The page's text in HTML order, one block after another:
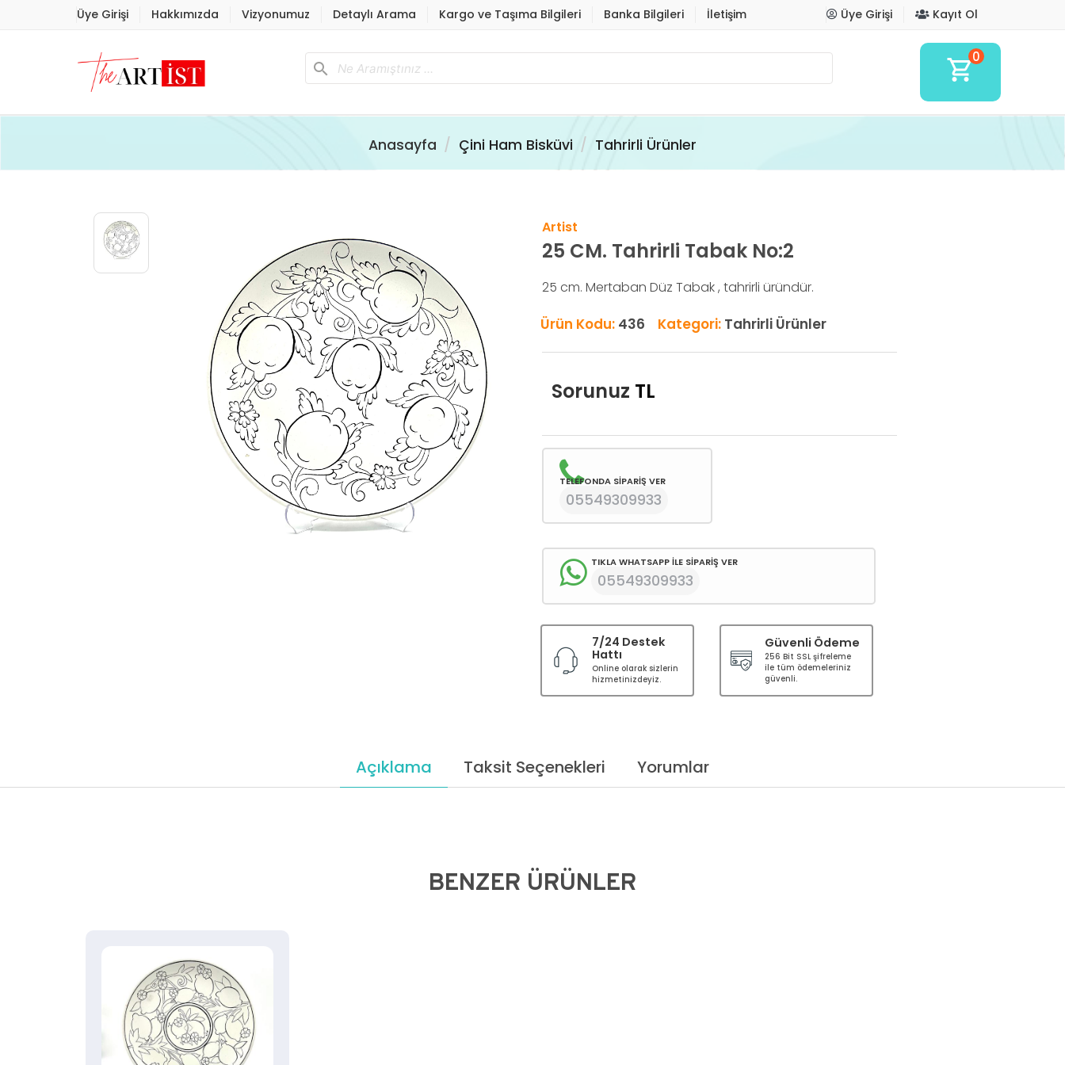
Üye Girişi Hakkımızda Vizyonumuz Detaylı Arama Kargo ve Taşıma Bilgileri Banka Bilgileri İletişim Üye Girişi Kayıt Ol
search shopping_cart0
Anasayfa Çini Ham Bisküvi Tahrirli Ürünler
Artist
25 CM. Tahrirli Tabak No:2
25 cm. Mertaban Düz Tabak , tahrirli üründür.
Ürün Kodu: 436 Kategori: Tahrirli Ürünler
Sorunuz TL
TELEFONDA SİPARİŞ VER
05549309933
TIKLA WHATSAPP İLE SİPARİŞ VER
05549309933
7/24 Destek
Hattı
Online olarak sizlerin
hizmetinizdeyiz.
Güvenli Ödeme
256 Bit SSL şifreleme
ile tüm ödemeleriniz
güvenli.
Açıklama Taksit Seçenekleri Yorumlar
BENZER ÜRÜNLER